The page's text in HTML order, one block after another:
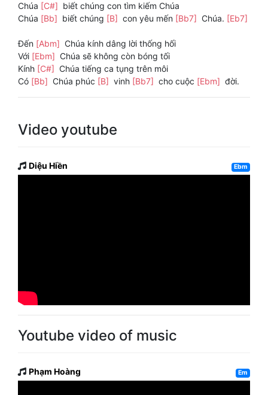
Chúa [C#] biết chúng con tìm kiếm Chúa
Chúa [Bb] biết chúng [B] con yêu mến [Bb7] Chúa. [Eb7]
Đến [Abm] Chúa kính dâng lời thống hối
Với [Ebm] Chúa sẽ không còn bóng tối
Kính [C#] Chúa tiếng ca tụng trên môi
Có [Bb] Chúa phúc [B] vinh [Bb7] cho cuộc [Ebm] đời.
Video youtube
Diệu Hiền Ebm
Youtube video of music
Phạm Hoàng Em